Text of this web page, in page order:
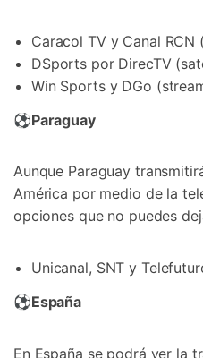
Caracol TV y Canal RCN
DSports por DirecTV
Win Sports y DGo
⚽Paraguay
Aunque Paraguay
América por medio de la
opciones que no puedes
Unicanal, SNT y
⚽España
En España se podrá ver la